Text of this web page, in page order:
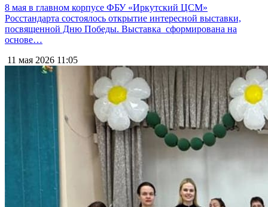
8 мая в главном корпусе ФБУ «Иркутский ЦСМ»
Росстандарта состоялось открытие интересной выставки,
посвященной Дню Победы. Выставка сформирована на
основе…
11 мая 2026 11:05